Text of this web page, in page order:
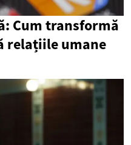
Cum transformă
relațiile umane